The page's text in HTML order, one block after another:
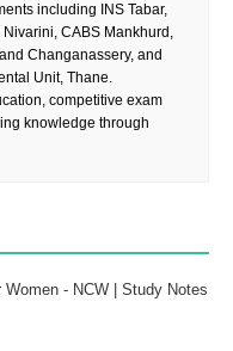
including INS Tabar,
CABS Mankhurd,
Changanassery, and
Unit, Thane.
competitive exam
knowledge through
- NCW | Study Notes